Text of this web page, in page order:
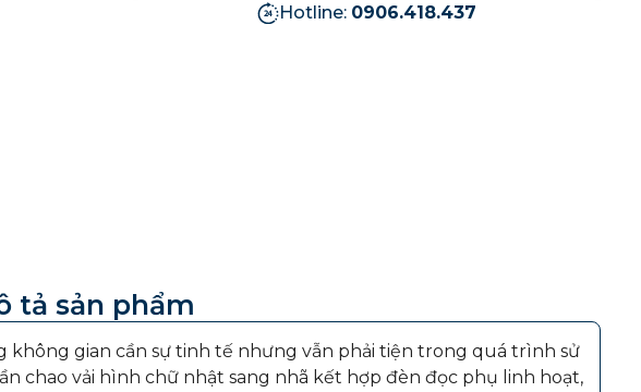
Hotline: 0906.418.437
tả sản phẩm
gian cần sự tinh tế nhưng vẫn phải tiện trong quá trình sử
chao vải hình chữ nhật sang nhã kết hợp đèn đọc phụ linh hoạt,